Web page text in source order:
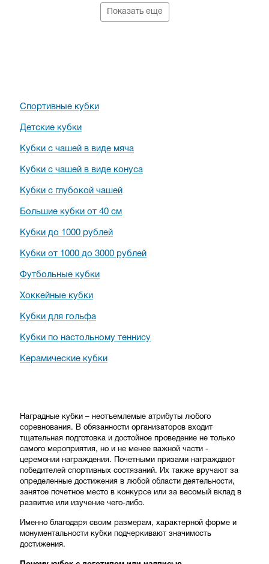
Показать еще
Спортивные кубки
Детские кубки
Кубки с чашей в виде мяча
Кубки с чашей в виде конуса
Кубки с глубокой чашей
Большие кубки от 40 см
Кубки до 1000 рублей
Кубки от 1000 до 3000 рублей
Футбольные кубки
Хоккейные кубки
Кубки для гольфа
Кубки по настольному теннису
Керамические кубки
Наградные кубки – неотъемлемые атрибуты любого
соревнования. В обязанности организаторов входит
тщательная подготовка и достойное проведение не только
самого мероприятия, но и не менее важной части -
церемонии награждения. Почетными призами награждают
победителей спортивных состязаний. Их также вручают за
определенные достижения в любой области деятельности,
занятое почетное место в конкурсе или за весомый вклад в
развитие или изучение чего-либо.
Именно благодаря своим размерам, характерной форме и
монументальности кубки подчеркивают значимость
достижения.